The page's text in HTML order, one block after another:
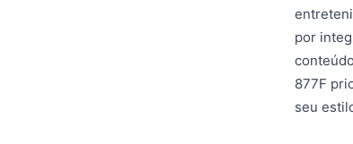
por
877F
seu